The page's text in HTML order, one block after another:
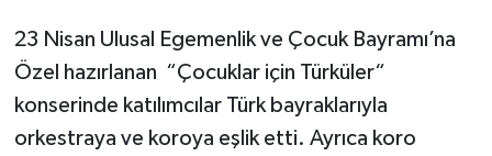
23 Nisan Ulusal Egemenlik ve Çocuk Bayramı’na
Özel hazırlanan “Çocuklar için Türküler“
konserinde katılımcılar Türk bayraklarıyla
orkestraya ve koroya eşlik etti. Ayrıca koro